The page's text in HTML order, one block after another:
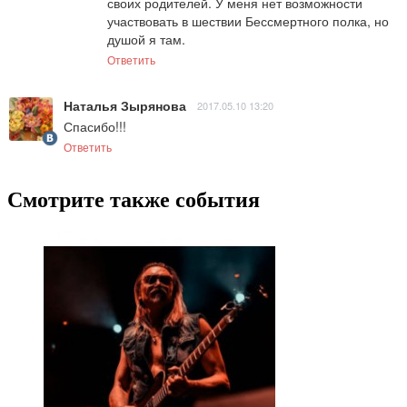
участвовать в шествии Бессмертного полка, но
душой я там.
Ответить
Наталья Зырянова 2017.05.10 13:20
Спасибо!!!
Ответить
Смотрите также события